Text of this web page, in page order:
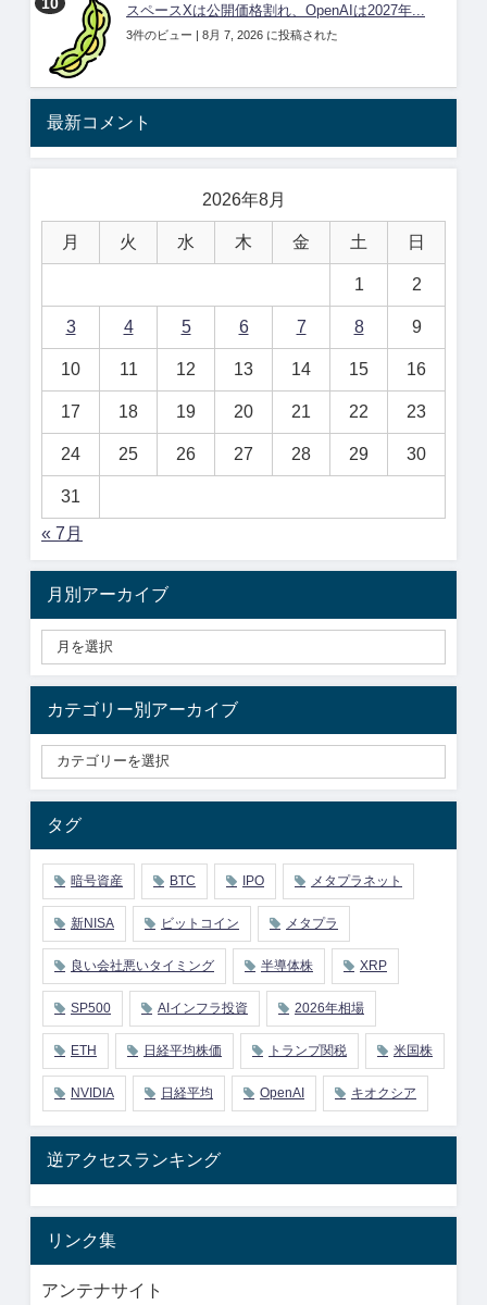
スペースXは公開価格割れ、OpenAIは2027年...
3件のビュー | 8月 7, 2026 に投稿された
最新コメント
2026年8月
月 火 水 木 金 土 日
1 2
3 4 5 6 7 8 9
10 11 12 13 14 15 16
17 18 19 20 21 22 23
24 25 26 27 28 29 30
31
« 7月
月別アーカイブ
カテゴリー別アーカイブ
タグ
暗号資産 BTC IPO メタプラネット
新NISA ビットコイン メタプラ
良い会社悪いタイミング 半導体株 XRP
SP500 AIインフラ投資 2026年相場
ETH 日経平均株価 トランプ関税 米国株
NVIDIA 日経平均 OpenAI キオクシア
逆アクセスランキング
リンク集
アンテナサイト